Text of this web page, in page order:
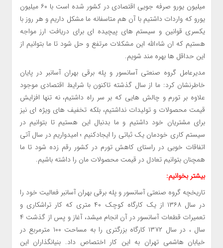
میلیون یورو صرفه جویی اقتصادی در کشور شده است با ۶۰ میلیون
یورو که واردات داشتیم با آن هم متاسفانه ما مشکل داریم و هر روز با
یکسری قوانین و سیستم های پیچیده ای برای دریافت ارز مواجه
هستیم که ان شاءالله این مشکلات مرتفع و حل شود تا ما بتوانیم از
این حداقل ها بهره مند شویم.
مدیرعامل گروه صنعتی آسانسور و پله برقی بهران آسانبر در پایان
خاطرنشان کرد: ما از سال گذشته تاکنون با شرایط اقتصادی موجود
علاوه بر تورم و چالش هایی که بر سر راه داشتیم، نه تنها افزایش
قیمت محصولات و تولیدات نداشتیم، بلکه تخفیف های ویژه ای نیز
برای مشتریان خود داشتیم و ما بدنبال این هستیم تا بتوانیم در
سیستم کاری خودمان یک ثباتی را ایجادکنیم ؛ امیدواریم در سال آتی
اتفاقات خوبی در راستای کاهش تورم در کشور رقم زده شود تا ما
همچنان بتوانیم تعادل در قیمت محصولات مان را داشته باشیم.
بیشتر بخوانیم:
تاریخچه گروه صنعتی آسانسور و پله برقی بهران آسانبر فعالیت خود را
در سال ۱۳۶۸ از یک کارگاه کوچک ۴۰ متری که کار تراشکاری و
تعمیرات قطعات آسانسور در آن انجام میشد، آغاز و پس از گذشت ۴
سال ، در سال ۱۳۷۲ کارگاه بزرگتری را به مساحت ۱۰۰ مترمربع در
خیابان هاشمی تهران به این کار اختصاص داد. بنیانگذاران این